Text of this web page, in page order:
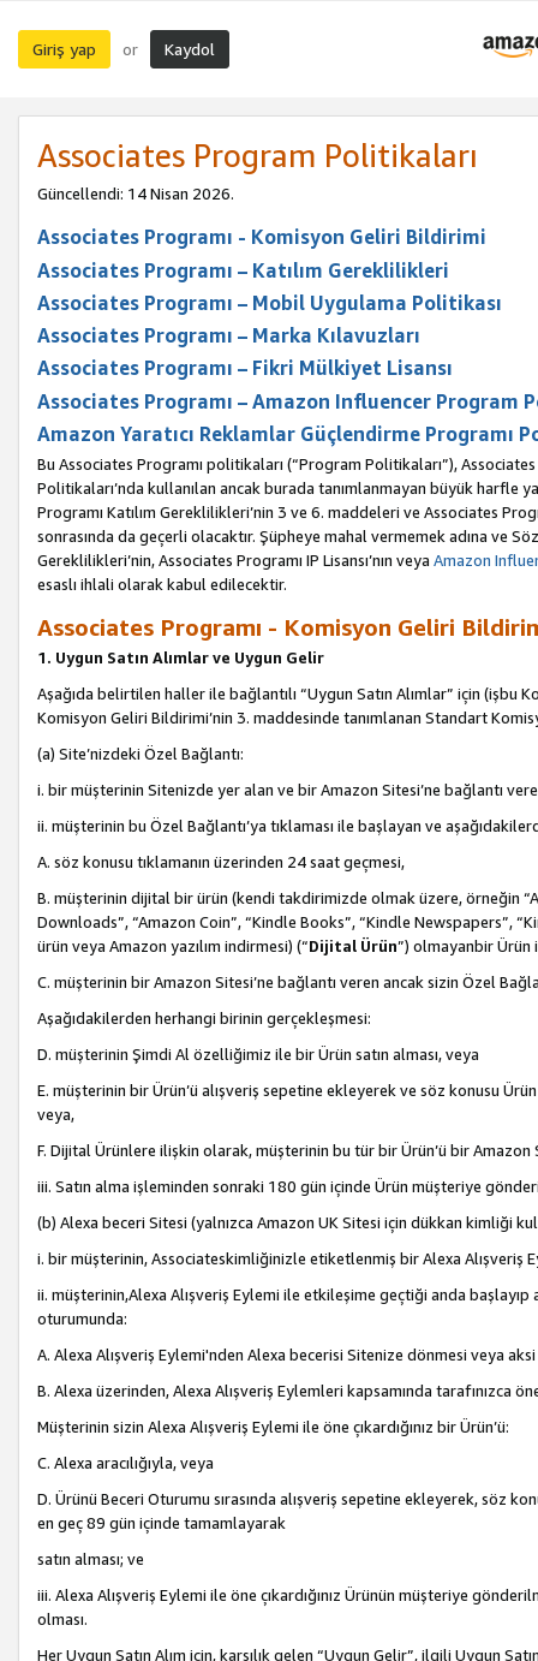
Giriş yap or Kaydol
Associates Program Politikaları
Güncellendi: 14 Nisan 2026.
Associates Programı - Komisyon Geliri Bildirimi
Associates Programı – Katılım Gereklilikleri
Associates Programı – Mobil Uygulama Politikası
Associates Programı – Marka Kılavuzları
Associates Programı – Fikri Mülkiyet Lisansı
Associates Programı – Amazon Influencer Program
Amazon Yaratıcı Reklamlar Güçlendirme Programı
Bu Associates Programı politikaları (“Program Politikaları”),
Politikaları’nda kullanılan ancak burada tanımlanmayan büyük harfle
Programı Katılım Gereklilikleri’nin 3 ve 6. maddeleri ve Associates
sonrasında da geçerli olacaktır. Şüpheye mahal vermemek adına ve
Gereklilikleri’nin, Associates Programı IP Lisansı’nın veya Amazon
esaslı ihlali olarak kabul edilecektir.
Associates Programı - Komisyon Geliri
1. Uygun Satın Alımlar ve Uygun Gelir
Aşağıda belirtilen haller ile bağlantılı “Uygun Satın Alımlar” için
Komisyon Geliri Bildirimi’nin 3. maddesinde tanımlanan Standart
(a) Site’nizdeki Özel Bağlantı:
i. bir müşterinin Sitenizde yer alan ve bir Amazon Sitesi’ne bağlantı
ii. müşterinin bu Özel Bağlantı’ya tıklaması ile başlayan ve
A. söz konusu tıklamanın üzerinden 24 saat geçmesi,
B. müşterinin dijital bir ürün (kendi takdirimizde olmak üzere, örneğin
Downloads”, “Amazon Coin”, “Kindle Books”, “Kindle Newspapers”,
ürün veya Amazon yazılım indirmesi) (“Dijital Ürün”) olmayanbir Ürün
C. müşterinin bir Amazon Sitesi’ne bağlantı veren ancak sizin Özel
Aşağıdakilerden herhangi birinin gerçekleşmesi:
D. müşterinin Şimdi Al özelliğimiz ile bir Ürün satın alması, veya
E. müşterinin bir Ürün’ü alışveriş sepetine ekleyerek ve söz konusu
veya,
F. Dijital Ürünlere ilişkin olarak, müşterinin bu tür bir Ürün’ü bir Amazon
iii. Satın alma işleminden sonraki 180 gün içinde Ürün müşteriye
(b) Alexa beceri Sitesi (yalnızca Amazon UK Sitesi için dükkan kimliği
i. bir müşterinin, Associateskimliğinizle etiketlenmiş bir Alexa Alışveriş
ii. müşterinin,Alexa Alışveriş Eylemi ile etkileşime geçtiği anda
oturumunda:
A. Alexa Alışveriş Eylemi'nden Alexa becerisi Sitenize dönmesi veya
B. Alexa üzerinden, Alexa Alışveriş Eylemleri kapsamında tarafınızca
Müşterinin sizin Alexa Alışveriş Eylemi ile öne çıkardığınız bir Ürün’ü:
C. Alexa aracılığıyla, veya
D. Ürünü Beceri Oturumu sırasında alışveriş sepetine ekleyerek, söz
en geç 89 gün içinde tamamlayarak
satın alması; ve
iii. Alexa Alışveriş Eylemi ile öne çıkardığınız Ürünün müşteriye
olması.
Her Uygun Satın Alım için, karşılık gelen “Uygun Gelir”, ilgili Uygun